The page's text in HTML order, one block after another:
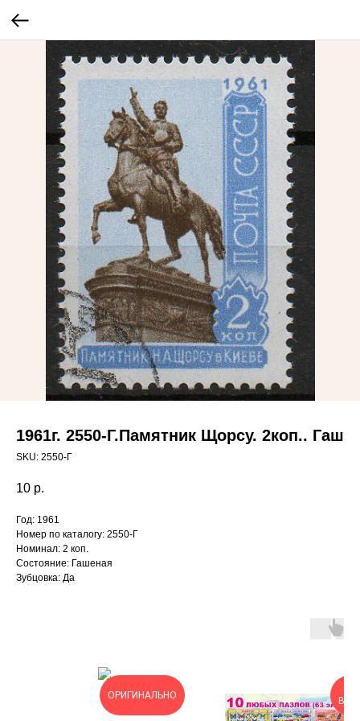
1961г. 2550-Г.Памятник Щорсу. 2коп.. Гаш
SKU: 2550-Г
10 р.
Год: 1961
Номер по каталогу: 2550-Г
Номинал: 2 коп.
Состояние: Гашеная
Зубцовка: Да
ОРИГИНАЛЬНО